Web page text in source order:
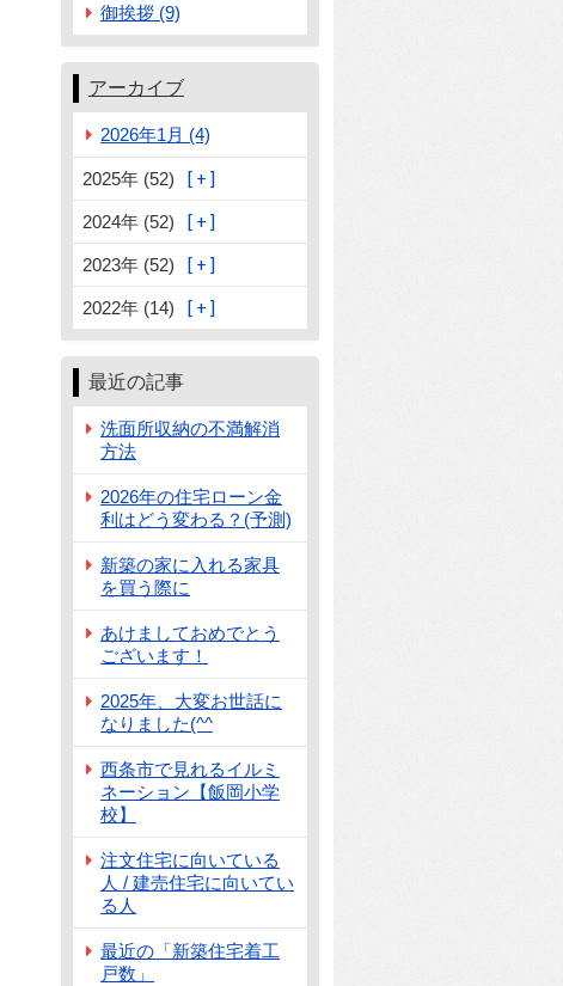
御挨拶 (9)
アーカイブ
2026年1月 (4)
2025年 (52)
2024年 (52)
2023年 (52)
2022年 (14)
最近の記事
洗面所収納の不満解消
方法
2026年の住宅ローン金
利はどう変わる？(予測)
新築の家に入れる家具
を買う際に
あけましておめでとう
ございます！
2025年、大変お世話に
なりました(^^
西条市で見れるイルミ
ネーション【飯岡小学
校】
注文住宅に向いている
人 / 建売住宅に向いてい
る人
最近の「新築住宅着工
戸数」